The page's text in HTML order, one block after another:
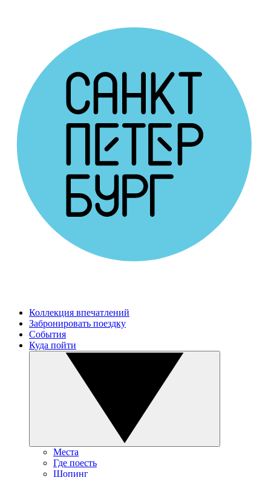
Коллекция впечатлений
Забронировать поездку
События
Куда пойти
Места
Где поесть
Шопинг